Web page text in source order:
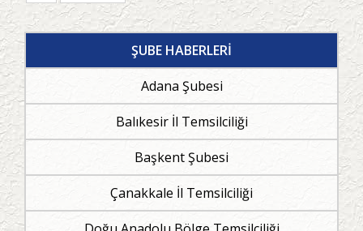
ŞUBE HABERLERİ
Adana Şubesi
Balıkesir İl Temsilciliği
Başkent Şubesi
Çanakkale İl Temsilciliği